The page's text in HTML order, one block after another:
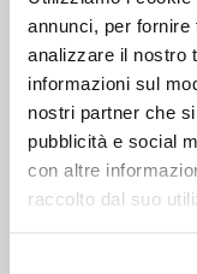
annunci, per
analizzare il nostro
informazioni sul
nostri partner che
pubblicità e social
con altre
raccolto dal suo
Altri